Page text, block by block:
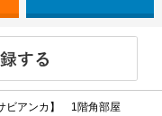
ビアンカ】 1階角部屋